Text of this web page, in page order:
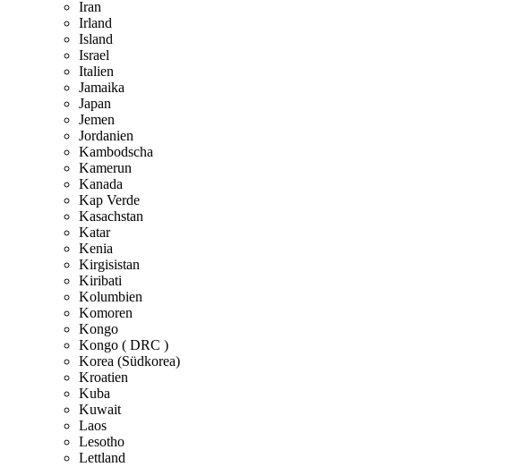
Iran
Irland
Island
Israel
Italien
Jamaika
Japan
Jemen
Jordanien
Kambodscha
Kamerun
Kanada
Kap Verde
Kasachstan
Katar
Kenia
Kirgisistan
Kiribati
Kolumbien
Komoren
Kongo
Kongo ( DRC )
Korea (Südkorea)
Kroatien
Kuba
Kuwait
Laos
Lesotho
Lettland